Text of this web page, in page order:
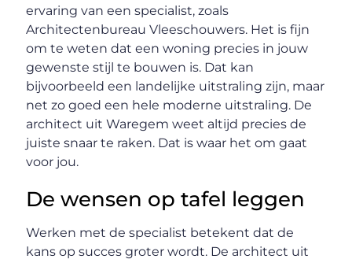
ervaring van een specialist, zoals
Architectenbureau Vleeschouwers. Het is fijn
om te weten dat een woning precies in jouw
gewenste stijl te bouwen is. Dat kan
bijvoorbeeld een landelijke uitstraling zijn, maar
net zo goed een hele moderne uitstraling. De
architect uit Waregem weet altijd precies de
juiste snaar te raken. Dat is waar het om gaat
voor jou.
De wensen op tafel leggen
Werken met de specialist betekent dat de
kans op succes groter wordt. De architect uit